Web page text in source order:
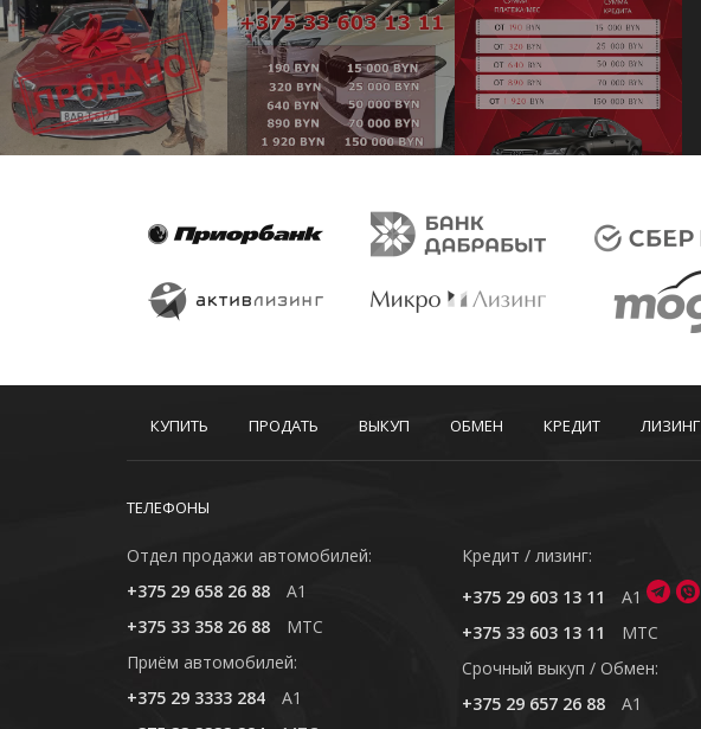
КУПИТЬ ПРОДАТЬ ВЫКУП ОБМЕН КРЕДИТ ЛИЗИНГ
ТЕЛЕФОНЫ
Отдел продажи автомобилей:
+375 29 658 26 88
A1
+375 33 358 26 88
MTC
Приём автомобилей:
+375 29 3333 284
A1
Кредит / лизинг:
+375 29 603 13 11
A1
+375 33 603 13 11
MTC
Cрочный выкуп / Обмен:
+375 29 657 26 88
A1